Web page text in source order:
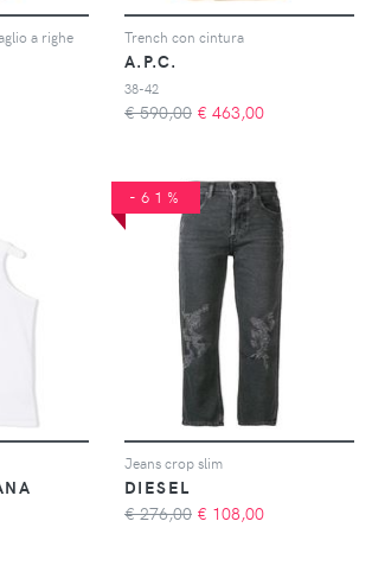
a righe Trench con cintura
A.P.C.
38-42
€ 590,00 € 463,00
-61%
Jeans crop slim
DIESEL
€ 276,00 € 108,00